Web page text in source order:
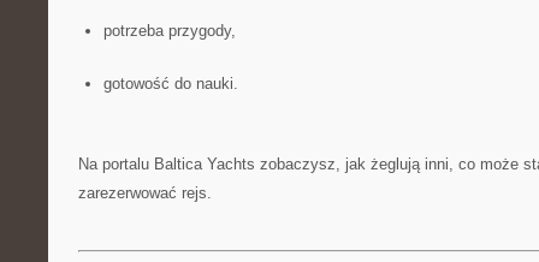
potrzeba przygody,
gotowość do nauki.
Na portalu Baltica Yachts zobaczysz, jak żeglują inni, co może
zarezerwować rejs.